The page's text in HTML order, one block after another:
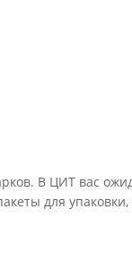
В ЦИТ вас
для